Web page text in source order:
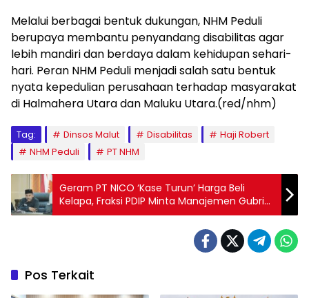
Melalui berbagai bentuk dukungan, NHM Peduli
berupaya membantu penyandang disabilitas agar
lebih mandiri dan berdaya dalam kehidupan sehari-
hari. Peran NHM Peduli menjadi salah satu bentuk
nyata kepedulian perusahaan terhadap masyarakat
di Halmahera Utara dan Maluku Utara.(red/nhm)
Tag: Dinsos Malut Disabilitas
Haji Robert
NHM Peduli
PT NHM
Geram PT NICO ‘Kase Turun’ Harga Beli
Kelapa, Fraksi PDIP Minta Manajemen Gubris
Sambutan Mentan
Pos Terkait